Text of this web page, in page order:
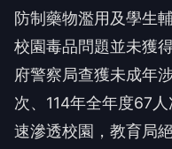
防制藥物濫用及學生
校園毒品問題並未獲
府警察局查獲未成年
次、114年全年度67
速滲透校園，教育局